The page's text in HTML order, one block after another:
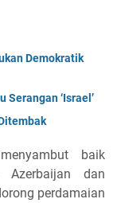
Demokratik
Serangan ‘Israel’
baik
Azerbaijan dan
perdamaian